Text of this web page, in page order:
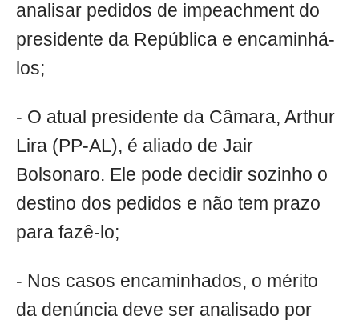
analisar pedidos de impeachment do
presidente da República e encaminhá-
los;
- O atual presidente da Câmara, Arthur
Lira (PP-AL), é aliado de Jair
Bolsonaro. Ele pode decidir sozinho o
destino dos pedidos e não tem prazo
para fazê-lo;
- Nos casos encaminhados, o mérito
da denúncia deve ser analisado por